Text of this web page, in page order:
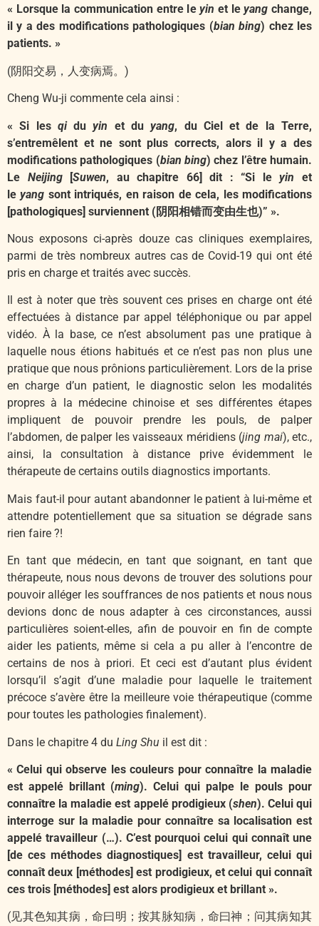
« Lorsque la communication entre leyin et leyang change,
il y a des modifications pathologiques (bian bing) chez les
patients. »
(阴阳交易，人变病焉。)
Cheng Wu-ji commente cela ainsi :
« Si les qiduyin et duyang, du Ciel et de la Terre,
s’entremêlent et ne sont plus corrects, alors il y a des
modifications pathologiques (bian bing) chez l’être humain.
Le Neijing[Suwen, au chapitre 66] dit : “Si leyin et
leyang sont intriqués, en raison de cela, les modifications
[pathologiques] surviennent (阴阳相错而变由生也)” ».
Nous exposons ci-après douze cas cliniques exemplaires,
parmi de très nombreux autres cas de Covid-19 qui ont été
pris en charge et traités avec succès.
Il est à noter que très souvent ces prises en charge ont été
effectuées à distance par appel téléphonique ou par appel
vidéo. À la base, ce n’est absolument pas une pratique à
laquelle nous étions habitués et ce n’est pas non plus une
pratique que nous prônions particulièrement. Lors de la prise
en charge d’un patient, le diagnostic selon les modalités
propres à la médecine chinoise et ses différentes étapes
impliquent de pouvoir prendre les pouls, de palper
l’abdomen, de palper les vaisseaux méridiens (jing mai), etc.,
ainsi, la consultation à distance prive évidemment le
thérapeute de certains outils diagnostics importants.
Mais faut-il pour autant abandonner le patient à lui-même et
attendre potentiellement que sa situation se dégrade sans
rien faire ?!
En tant que médecin, en tant que soignant, en tant que
thérapeute, nous nous devons de trouver des solutions pour
pouvoir alléger les souffrances de nos patients et nous nous
devions donc de nous adapter à ces circonstances, aussi
particulières soient-elles, afin de pouvoir en fin de compte
aider les patients, même si cela a pu aller à l’encontre de
certains de nos à priori. Et ceci est d’autant plus évident
lorsqu’il s’agit d’une maladie pour laquelle le traitement
précoce s’avère être la meilleure voie thérapeutique (comme
pour toutes les pathologies finalement).
Dans le chapitre 4 du Ling Shu il est dit :
« Celui qui observe les couleurs pour connaître la maladie
est appelé brillant (ming). Celui qui palpe le pouls pour
connaître la maladie est appelé prodigieux (shen). Celui qui
interroge sur la maladie pour connaître sa localisation est
appelé travailleur (…). C’est pourquoi celui qui connaît une
[de ces méthodes diagnostiques] est travailleur, celui qui
connaît deux [méthodes] est prodigieux, et celui qui connaît
ces trois [méthodes] est alors prodigieux et brillant ».
(见其色知其病，命曰明；按其脉知病，命曰神；问其病知其